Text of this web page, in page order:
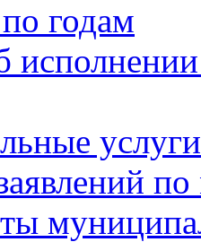
годам
услуги